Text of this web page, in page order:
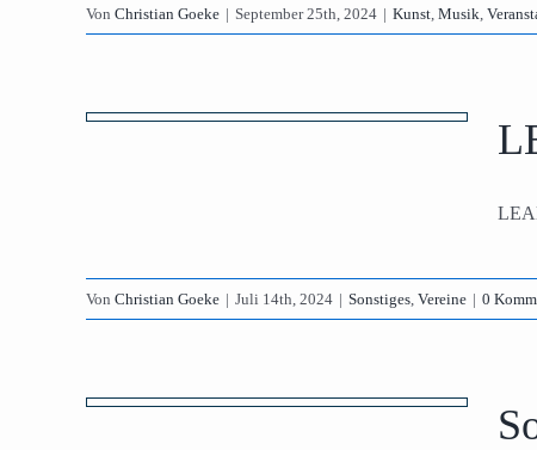
Von Christian Goeke | September 25th, 2024 | Kunst, Musik,
Von Christian Goeke | Juli 14th, 2024 | Sonstiges, Vereine | 0